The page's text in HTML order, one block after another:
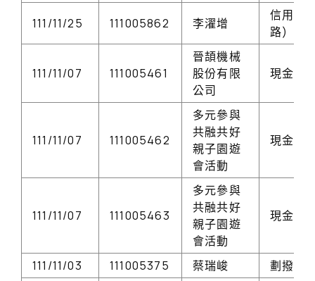
111/11/25 111005862 李濯增
信用卡(
路)
111/11/07 111005461
晉頡機械
股份有限
公司
現金
111/11/07 111005462
多元參與
共融共好
親子園遊
會活動
現金
111/11/07 111005463
多元參與
共融共好
親子園遊
會活動
現金
111/11/03 111005375 蔡瑞峻 劃撥